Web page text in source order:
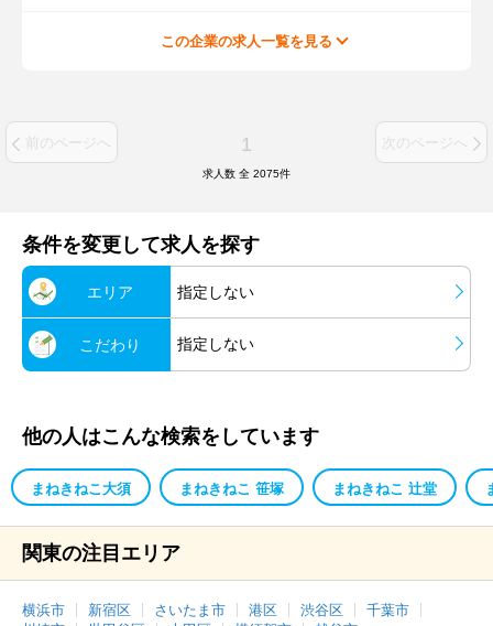
この企業の求人一覧を見る
前のページへ 1 次のページへ
求人数 全 2075件
条件を変更して求人を探す
エリア 指定しない
こだわり 指定しない
他の人はこんな検索をしています
まねきねこ大須 まねきねこ 笹塚 まねきねこ 辻堂
関東の注目エリア
横浜市 新宿区 さいたま市 港区 渋谷区
千葉市